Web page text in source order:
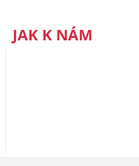
JAK K NÁM